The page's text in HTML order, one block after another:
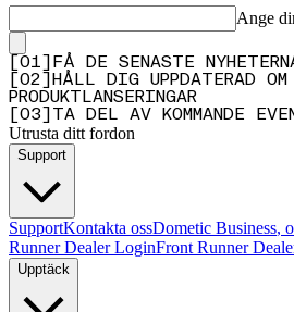
Ange
01
FÅ DE SENASTE
02
HÅLL DIG UPPDATERAD OM
PRODUKTLANSERINGAR
03 TA DEL AV KOMMANDE
Utrusta ditt fordon
Support
SupportKontakta ossDometic Business,
Runner Dealer LoginFront Runner
Upptäck